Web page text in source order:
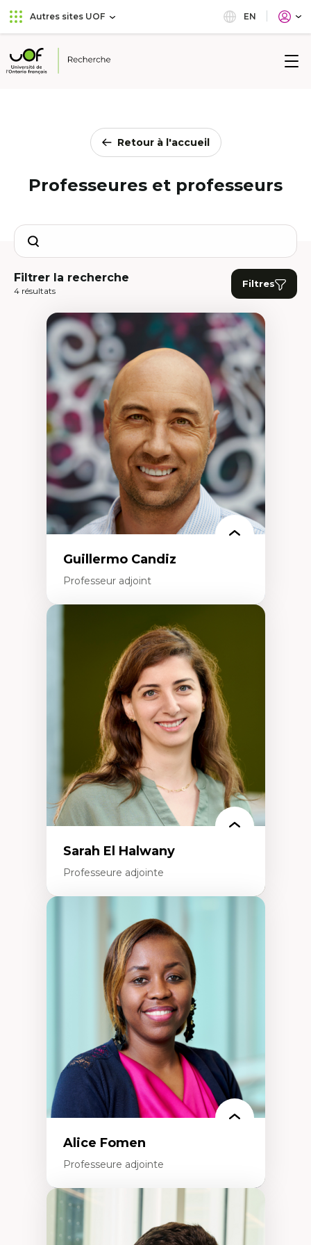
Aller
au
principal
Passer
au
Autres sites UOF EN
Université
Retour à l'accueil
Professeures et professeurs
Search
Filtrer la recherche
4 résultats
Filtres
Guillermo Candiz
Professeur adjoint
Trajectoires migratoires
Migrations forcées
Études des frontières; Enjeux géopolitiques
des migrations
Politiques migratoires
Réfugiés
Demandeurs d’asile
Migrations irrégulières
Migrations temporaires
Migration et changement climatique
Migration et développement
Sarah El Halwany
Professeure adjointe
Les apports pédagogiques des théories de
l'affect, du posthumanisme, du féminisme
dans l'éducation aux sciences
L'apprentissage des sciences/STIM dans une
perspective socioécologique de care
L’insertion professionnelle des
enseignant.e.s
Alice Fomen
Professeure adjointe
Expertises
Acceptabilité, acceptation et adoption des
technologies